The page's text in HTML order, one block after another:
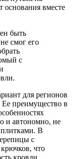
основания вместе
быть
смог его
с
для регионов
преимущество в
и автономно, не
плитками. В
с
что